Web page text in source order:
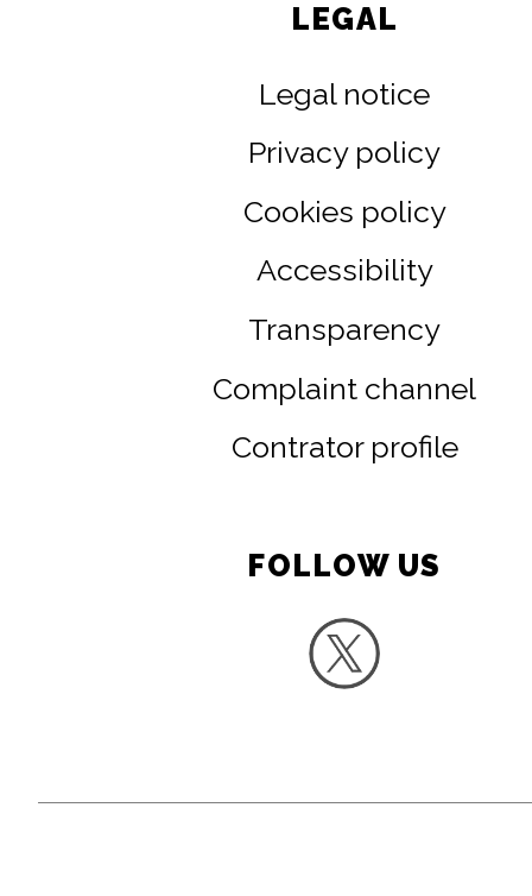
LEGAL
Legal notice
Privacy policy
Cookies policy
Accessibility
Transparency
Complaint channel
Contrator profile
FOLLOW US